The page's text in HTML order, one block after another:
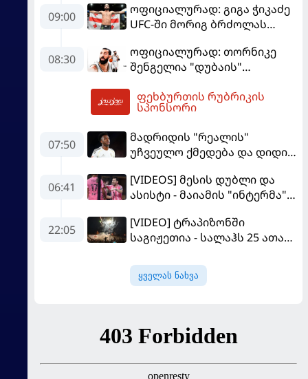
09:00
ოფიციალურად: გიგა ჭიკაძე
UFC-ში მორიგ ბრძოლას
08:30
ოფიციალურად: თორნიკე
შენგელია "დუბაის"
ფეხბურთის რუბრიკის
სპონსორი
07:50
მადრიდის "რეალის"
უჩვეულო ქმედება და დიდი
მომავალი გადაწყდა
06:41
[VIDEOS] მესის დუბლი და
ასისტი - მაიამის "ინტერმა"
22:05
[VIDEO] ტრაპიზონში
საგიჟეთია - სალაჰს 25 ათასი
ყველას ნახვა